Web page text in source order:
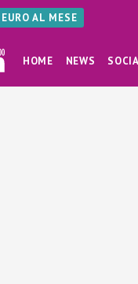
AL MESE
HOME NEWS